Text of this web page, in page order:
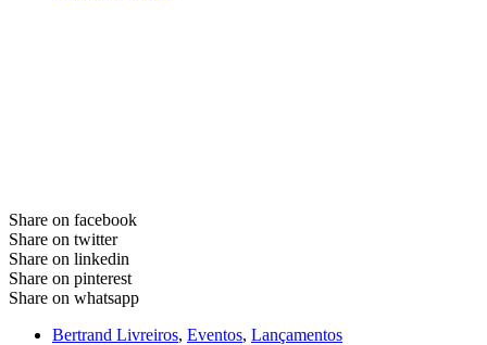
Share on facebook
Share on twitter
Share on linkedin
Share on pinterest
Share on whatsapp
Bertrand Livreiros, Eventos, Lançamentos